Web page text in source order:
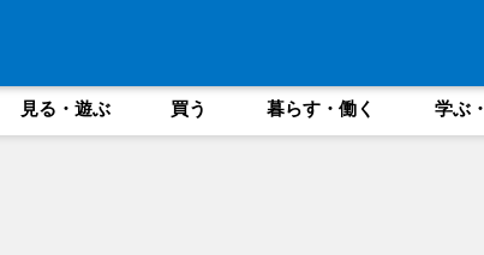
見る・遊ぶ 買う 暮らす・働く 学ぶ